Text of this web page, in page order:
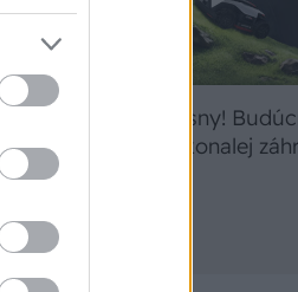
Žite svoje sny!
údržby dokonalej